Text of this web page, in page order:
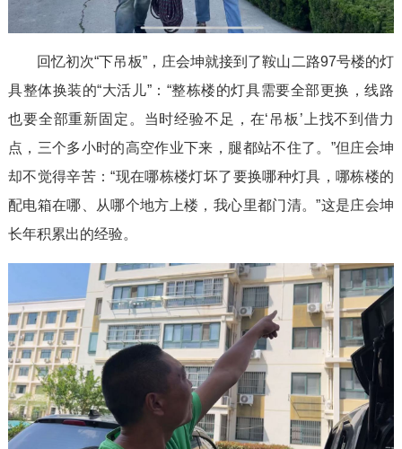
回忆初次“下吊板”，庄会坤就接到了鞍山二路97号楼的灯
具整体换装的“大活儿”：“整栋楼的灯具需要全部更换，线路
也要全部重新固定。当时经验不足，在‘吊板’上找不到借力
点，三个多小时的高空作业下来，腿都站不住了。”但庄会坤
却不觉得辛苦：“现在哪栋楼灯坏了要换哪种灯具，哪栋楼的
配电箱在哪、从哪个地方上楼，我心里都门清。”这是庄会坤
长年积累出的经验。